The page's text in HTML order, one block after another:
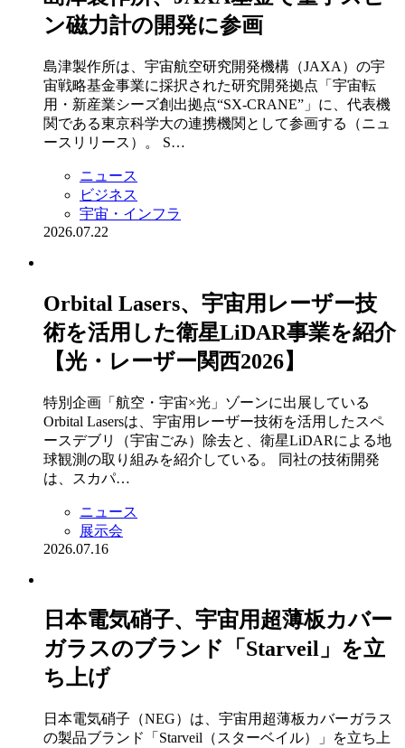
ン磁力計の開発に参画
島津製作所は、宇宙航空研究開発機構（JAXA）の宇
宙戦略基金事業に採択された研究開発拠点「宇宙転
用・新産業シーズ創出拠点“SX-CRANE”」に、代表機
関である東京科学大の連携機関として参画する（ニュ
ースリリース）。 S…
ニュース
ビジネス
宇宙・インフラ
2026.07.22
Orbital Lasers、宇宙用レーザー技
術を活用した衛星LiDAR事業を紹介
【光・レーザー関西2026】
特別企画「航空・宇宙×光」ゾーンに出展している
Orbital Lasersは、宇宙用レーザー技術を活用したスペ
ースデブリ（宇宙ごみ）除去と、衛星LiDARによる地
球観測の取り組みを紹介している。 同社の技術開発
は、スカパ…
ニュース
展示会
2026.07.16
日本電気硝子、宇宙用超薄板カバー
ガラスのブランド「Starveil」を立
ち上げ
日本電気硝子（NEG）は、宇宙用超薄板カバーガラス
の製品ブランド「Starveil（スターベイル）」を立ち上